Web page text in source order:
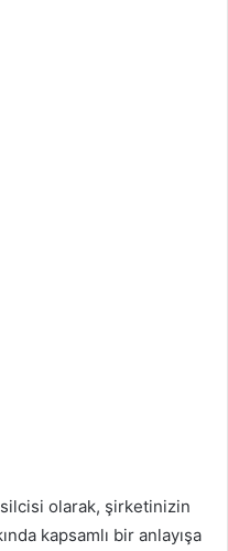
olarak, şirketinizin
kapsamlı bir anlayışa